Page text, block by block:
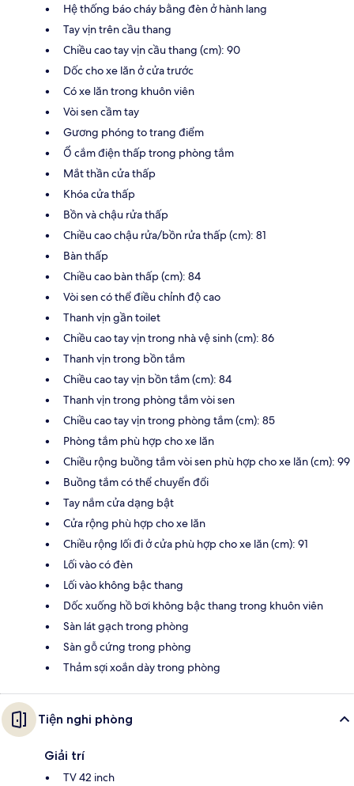
Hệ thống báo cháy bằng đèn ở hành lang
Tay vịn trên cầu thang
Chiều cao tay vịn cầu thang (cm): 90
Dốc cho xe lăn ở cửa trước
Có xe lăn trong khuôn viên
Vòi sen cầm tay
Gương phóng to trang điểm
Ổ cắm điện thấp trong phòng tắm
Mắt thần cửa thấp
Khóa cửa thấp
Bồn và chậu rửa thấp
Chiều cao chậu rửa/bồn rửa thấp (cm): 81
Bàn thấp
Chiều cao bàn thấp (cm): 84
Vòi sen có thể điều chỉnh độ cao
Thanh vịn gần toilet
Chiều cao tay vịn trong nhà vệ sinh (cm): 86
Thanh vịn trong bồn tắm
Chiều cao tay vịn bồn tắm (cm): 84
Thanh vịn trong phòng tắm vòi sen
Chiều cao tay vịn trong phòng tắm (cm): 85
Phòng tắm phù hợp cho xe lăn
Chiều rộng buồng tắm vòi sen phù hợp cho xe lăn (cm): 99
Buồng tắm có thể chuyển đổi
Tay nắm cửa dạng bật
Cửa rộng phù hợp cho xe lăn
Chiều rộng lối đi ở cửa phù hợp cho xe lăn (cm): 91
Lối vào có đèn
Lối vào không bậc thang
Dốc xuống hồ bơi không bậc thang trong khuôn viên
Sàn lát gạch trong phòng
Sàn gỗ cứng trong phòng
Thảm sợi xoắn dày trong phòng
Tiện nghi phòng
Giải trí
TV 42 inch